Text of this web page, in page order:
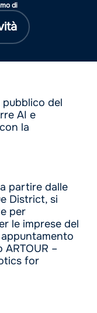
di
del
AI e
la
partire dalle
District, si
per
le imprese del
–
for